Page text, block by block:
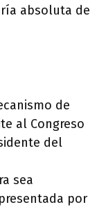
absoluta de
de
al Congreso
del
sea
por